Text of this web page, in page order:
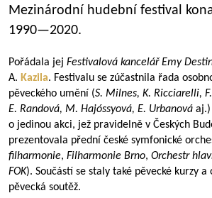
Mezinárodní hudební festival
1990—2020.
Pořádala jej Festivalová kancelář Emy
A. Kazila. Festivalu se zúčastnila řada
pěveckého umění (S. Milnes, K. Ricciarelli,
E. Randová, M. Hajóssyová, E. Urbanová aj.)
o jedinou akci, jež pravidelně v Českých
prezentovala přední české symfonické
filharmonie, Filharmonie Brno, Orchestr
FOK). Součástí se staly také pěvecké kurzy
pěvecká soutěž.